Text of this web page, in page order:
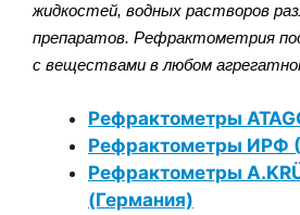
жидкостей, водных растворов
препаратов. Рефрактометрия
с веществами в любом
Рефрактометры
Рефрактометры ИРФ
Рефрактометры
(Германия)